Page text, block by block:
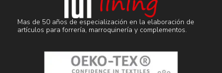
Mas de 50 años de especialización en la elaboración de
artículos para forrería, marroquinería y complementos.